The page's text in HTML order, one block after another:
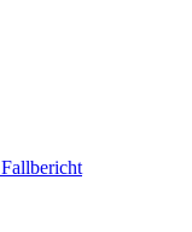
Fallbericht